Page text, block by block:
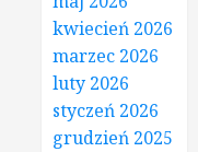
kwiecień 2026
marzec 2026
luty 2026
styczeń 2026
grudzień 2025